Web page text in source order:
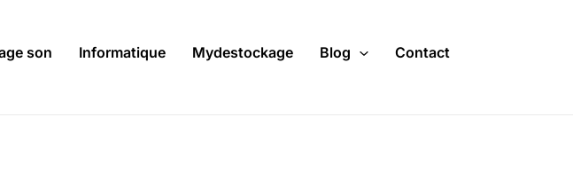
son Informatique Mydestockage Blog Contact